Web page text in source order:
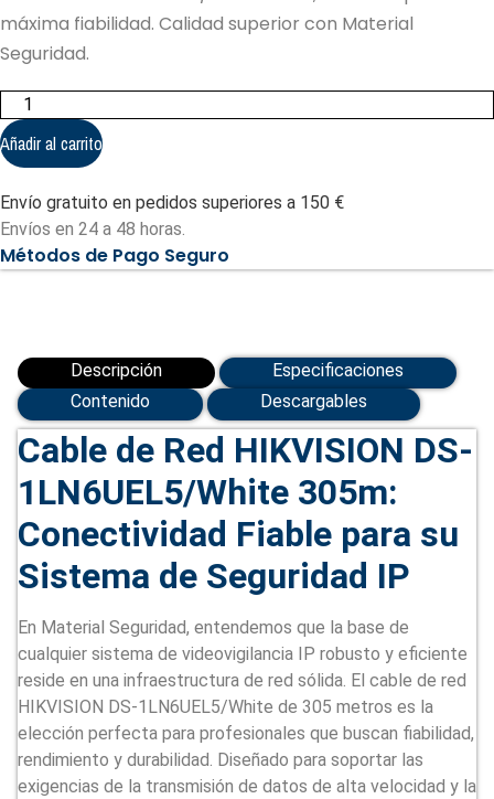
máxima fiabilidad. Calidad superior con Material
Seguridad.
UTP
HIKVISION
DS-
1LN6UEL5
Blanco
(DS-
1LN6UEL5/White
305m)
cantidad
Añadir al carrito
Envío gratuito en pedidos superiores a 150 €
Envíos en 24 a 48 horas.
Métodos de Pago Seguro
Descripción
Especificaciones
Contenido
Descargables
Cable de Red HIKVISION DS-
1LN6UEL5/White 305m:
Conectividad Fiable para su
Sistema de Seguridad IP
En Material Seguridad, entendemos que la base de
cualquier sistema de videovigilancia IP robusto y eficiente
reside en una infraestructura de red sólida. El cable de red
HIKVISION DS-1LN6UEL5/White de 305 metros es la
elección perfecta para profesionales que buscan fiabilidad,
rendimiento y durabilidad. Diseñado para soportar las
exigencias de la transmisión de datos de alta velocidad y la